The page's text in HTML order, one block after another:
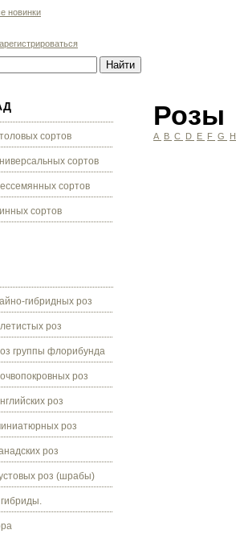
новинки
сортов
сортов
сортов
сортов
гибридных роз
роз
группы флорибунда
роз
роз
роз
роз
роз (шрабы)
Розы
A B C D E F G